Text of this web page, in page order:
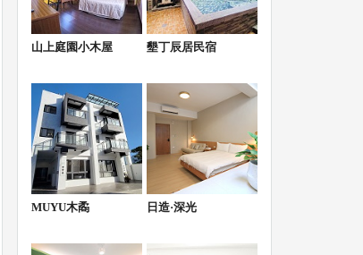
山上庭園小木屋 墾丁辰居民宿
MUYU木矞 日造·深光